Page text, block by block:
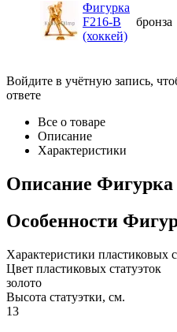
Фигурка
F216-B
(хоккей)
бронза
Войдите в учётную запись,
ответе
Все о товаре
Описание
Характеристики
Описание Фигурка
Особенности
Характеристики пластиковых
Цвет пластиковых статуэток
золото
Высота статуэтки, см.
13